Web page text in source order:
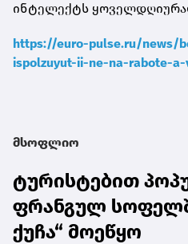
ინტელექტს
https://euro-pulse.ru/news/
ispolzuyut-ii-ne-na-rabote-
მსოფლიო
ტურისტებით
ფრანგულ
ქუჩა“ მოეწყო